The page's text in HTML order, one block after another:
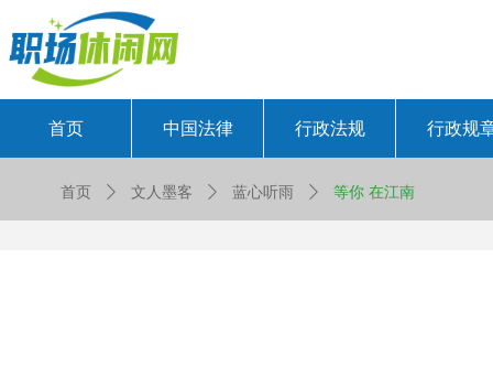
首页 中国法律 行政法规 行政规
首页 ꄲ 文人墨客 ꄲ 蓝心听雨 ꄲ 等你 在江南